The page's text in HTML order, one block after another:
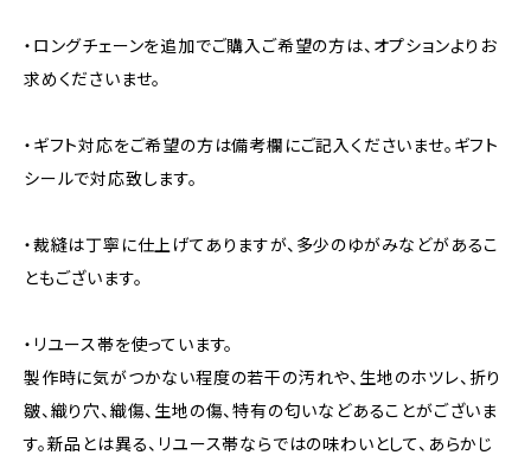
・ロングチェーンを追加でご購入ご希望の方は、オプションよりお
求めくださいませ。
・ギフト対応をご希望の方は備考欄にご記入くださいませ。ギフト
シールで対応致します。
・裁縫は丁寧に仕上げてありますが、多少のゆがみなどがあるこ
ともございます。
・リユース帯を使っています。
製作時に気がつかない程度の若干の汚れや、生地のホツレ、折り
皺、織り穴、織傷、生地の傷、特有の匂いなどあることがございま
す。新品とは異る、リユース帯ならではの味わいとして、あらかじ